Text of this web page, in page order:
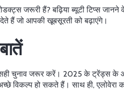
जरूरी हैं? बढ़िया ब्यूटी टिप्स जानने
हैं जो आपकी खूबसूरती को बढ़ाएंगे।
चुनाव जरूर करें। 2025 के ट्रेंड्स के
विकल्प हो सकते हैं। साथ ही,